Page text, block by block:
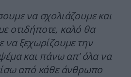
να σχολιάζουμε και
οτιδήποτε, καλό θα
να ξεχωρίζουμε την
και πάνω απ’ όλα να
από κάθε άνθρωπο